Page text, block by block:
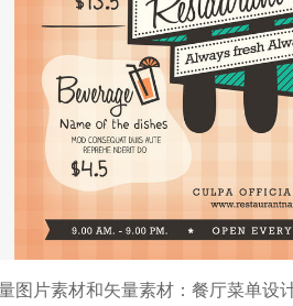
图片素材和矢量素材：餐厅菜单设